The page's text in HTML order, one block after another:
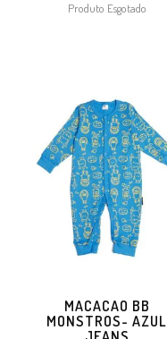
Produto Esgotado
MACACAO BB
MONSTROS- AZUL